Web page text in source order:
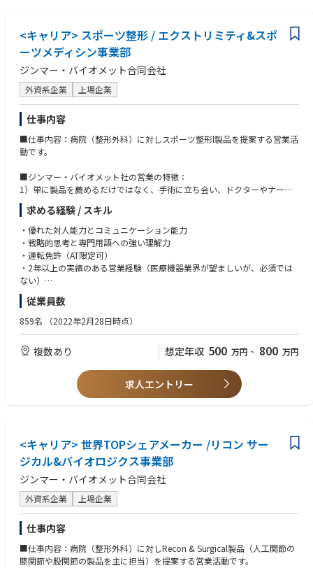
の行動を促すことができる
会社が必要としている勤務地での業務を受け入れることが出来る
最新の社内外のルールを正しく理解して患者思考の活動を行っている
コンプライアンス＆インテグリティ：最新の業界ルールや Sanofi Policyを
常に確認・理解し、自らの行動の振り返りを行い、上長や営業所メンバー
市販後調査・副作用／クレーム対応等完遂：GVP、GPSP、安全性情報、
切に運用する
製品を通じた社会への貢献：適切なプロモーションと疾患啓発を継続して
展開し、必要としている全ての患者さんに1日も早く製品を届けることで
社会に貢献する
日々のPDCAの重要性を理解し, 組織が定めた実行と報告を完遂することが
できる
営業所の職場環境をよりよくするための活動を主体的に行い、皆が高いパ
フォーマンスを発揮できる職場づくりに貢献している
<キャリア> スポーツ整形 / エクストリミティ&スポ
ーツメディシン事業部
ジンマー・バイオメット合同会社
外資系企業 上場企業
仕事内容
■仕事内容：病院（整形外科）に対しスポーツ整形l製品を提案する営業活
動です。
■ジンマー・バイオメット社の営業の特徴：
1）単に製品を薦めるだけではなく、手術に立ち会い、ドクターやナース
とチームになって患者様のために全力を尽くします。具体的には、オペに
おける手技の手順説明や技術的フォローなどを行います。そのため、最も
重要な点はドクターやナースから信頼を勝ち取ることです。オペの立会い
等を通し、営業自身を積極的に売込むことが求められます。信頼関係を構
築し、ドクターと対等な立場で話を進めていかなければ、患者の命は救え
ません。
2）SOHO形式の営業スタイルです。会社に立ち寄らず、自宅をオフィスと
しでも長く医師のサポートをできるように」というコンセプトの元、始ま
りました。エリア毎に週1回のペースでミーティングを行いますし(エリア
により差異あり)、社内イントラネットから学術文献などのナレッジが共有
可能のため、直行直帰に不安な方でも安心していただけます。
3）未経験から活躍できる充実したサポート制度がございます。教材を使
ュールを設定しています。
います。
■ジンマー・バイオメット社の魅力：
【使命 / Our Mission】
Alleviate pain and improve the quality of life for people around the worl
d.
世界中の人々の痛みを緩和し、クオリティ・オブ・ライフの向上を目指し
ます。
求める経験 / スキル
・優れた対人能力とコミュニケーション能力
・戦略的思考と専門用語への強い理解力
・運転免許（AT限定可）
・2年以上の実績のある営業経験（医療機器業界が望ましいが、必須では
ない）
・大学卒業以上
従業員数
859名 （2022年2月28日時点）
複数あり 想定年収 500 万円 ~ 800 万円
求人エントリー
<キャリア> 世界TOPシェアメーカー /リコン サー
ジカル&バイオロジクス事業部
ジンマー・バイオメット合同会社
外資系企業 上場企業
仕事内容
■仕事内容：病院（整形外科）に対しRecon & Surgical製品（人工関節の
膝関節や股関節の製品を主に担当）を提案する営業活動です。